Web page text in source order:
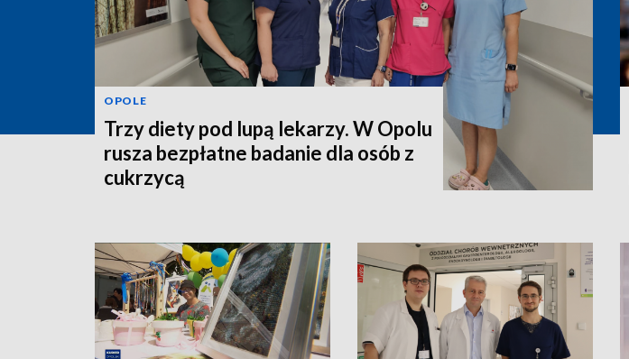
OPOLE
Trzy diety pod lupą lekarzy. W Opolu
rusza bezpłatne badanie dla osób z
cukrzycą